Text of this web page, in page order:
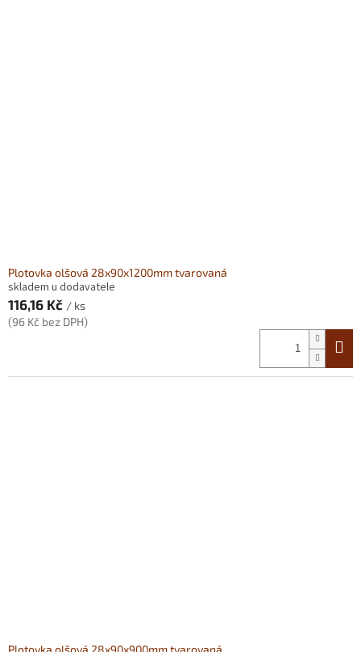
Plotovka olšová 28x90x1200mm tvarovaná
skladem u dodavatele
116,16 Kč / ks
(96 Kč bez DPH)
Plotovka olšová 28x90x900mm tvarovaná